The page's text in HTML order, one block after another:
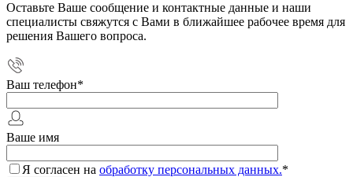
Оставьте Ваше сообщение и контактные данные и наши
специалисты свяжутся с Вами в ближайшее рабочее время для
решения Вашего вопроса.
Ваш телефон*
Ваше имя
Я согласен на обработку персональных данных.*